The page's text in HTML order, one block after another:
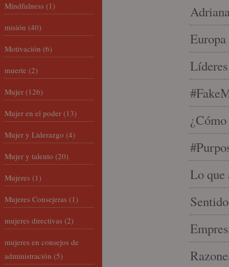
Lo que
Mindfulness (1)
misión (40)
Motivación (6)
muerte (2)
Mujer (126)
Mujer en el poder (13)
Mujer y Liderazgo (4)
Mujer y talento (20)
Mujeres (1)
Mujeres Consejeras (1)
mujeres directivas (2)
mujeres en consejos de
administración (5)